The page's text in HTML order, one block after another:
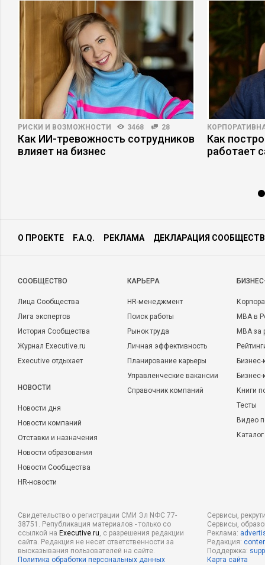
РИСКИ И ВОЗМОЖНОСТИ 3468 28
Как ИИ-тревожность сотрудников
влияет на бизнес
Как
работает
О ПРОЕКТЕ F.A.Q. РЕКЛАМА ДЕКЛАРАЦИЯ
CООБЩЕСТВО
Лица Сообщества
Лига экспертов
История Сообщества
Журнал Executive.ru
Executive отдыхает
НОВОСТИ
Новости дня
Новости компаний
Отставки и назначения
Новости образования
Новости Сообщества
HR-новости
КАРЬЕРА
HR-менеджмент
Поиск работы
Рынок труда
Личная эффективность
Планирование карьеры
Управленческие вакансии
Справочник компаний
MBA в
MBA
Бизнес-
Книги
Тесты
Видео
Свидетельство о регистрации СМИ Эл NФС 77-
38751. Републикация материалов - только со
ссылкой на Executive.ru, с разрешения редакции
сайта. Редакция не несет ответственности за
высказывания пользователей на сайте.
Политика обработки персональных данных
Сервисы,
Сервисы,
Реклама:
Редакция:
Поддержка:
Карта сайта